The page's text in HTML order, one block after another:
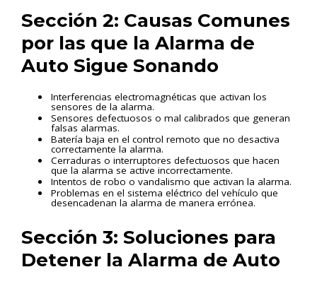
Sección 2: Causas Comunes
por las que la Alarma de
Auto Sigue Sonando
Interferencias electromagnéticas que activan los
sensores de la alarma.
Sensores defectuosos o mal calibrados que generan
falsas alarmas.
Batería baja en el control remoto que no desactiva
correctamente la alarma.
Cerraduras o interruptores defectuosos que hacen
que la alarma se active incorrectamente.
Intentos de robo o vandalismo que activan la alarma.
Problemas en el sistema eléctrico del vehículo que
desencadenan la alarma de manera errónea.
Sección 3: Soluciones para
Detener la Alarma de Auto